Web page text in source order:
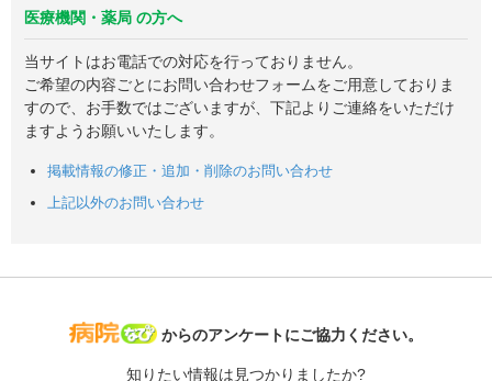
医療機関・薬局 の方へ
当サイトはお電話での対応を行っておりません。
ご希望の内容ごとにお問い合わせフォームをご用意しておりま
すので、お手数ではございますが、下記よりご連絡をいただけ
ますようお願いいたします。
掲載情報の修正・追加・削除のお問い合わせ
上記以外のお問い合わせ
病院なび
からのアンケートにご協力ください。
知りたい情報は見つかりましたか?